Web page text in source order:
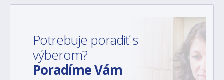
Potrebuje poradiť s
výberom?
Poradíme Vám